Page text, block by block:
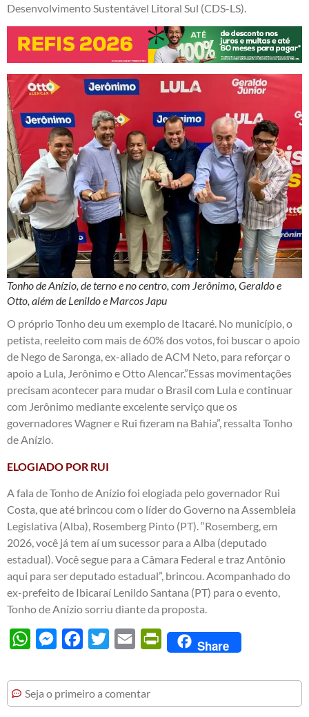
Desenvolvimento Sustentável Litoral Sul (CDS-LS).
Tonho de Anízio, de terno e no centro, com Jerônimo, Geraldo e
Otto, além de Lenildo e Marcos Japu
O próprio Tonho deu um exemplo de Itacaré. No município, o
petista, reeleito com mais de 60% dos votos, foi buscar o apoio
de Nego de Saronga, ex-aliado de ACM Neto, para reforçar o
apoio a Lula, Jerônimo e Otto Alencar.”Essas movimentações
precisam acontecer para mudar o Brasil com Lula e continuar
com Jerônimo mediante excelente serviço que os
governadores Wagner e Rui fizeram na Bahia”, ressalta Tonho
de Anízio.
ELOGIADO POR RUI
A fala de Tonho de Anízio foi elogiada pelo governador Rui
Costa, que até brincou com o líder do Governo na Assembleia
Legislativa (Alba), Rosemberg Pinto (PT). “Rosemberg, em
2026, você já tem aí um sucessor para a Alba (deputado
estadual). Você segue para a Câmara Federal e traz Antônio
aqui para ser deputado estadual”, brincou. Acompanhado do
ex-prefeito de Ibicaraí Lenildo Santana (PT) para o evento,
Tonho de Anízio sorriu diante da proposta.
WhatsAppMessengerFacebook
Twitter Email PrintFriendly
Share
Seja o primeiro a comentar